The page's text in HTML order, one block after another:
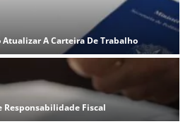
Atualizar A Carteira De Trabalho
Responsabilidade Fiscal